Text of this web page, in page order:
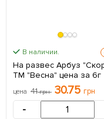
В наличии.
На развес Арбуз
ТМ "Весна" цена за 6г
цена 41грн 30.75 грн
-